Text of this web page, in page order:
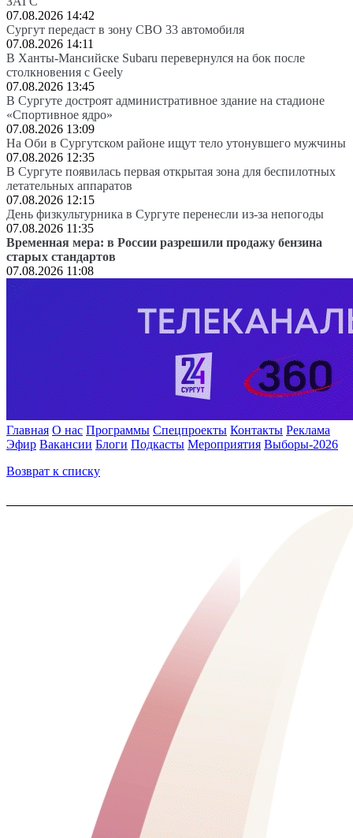
07.08.2026 14:42
Сургут передаст в зону СВО 33 автомобиля
07.08.2026 14:11
В Ханты-Мансийске Subaru перевернулся на бок после
столкновения с Geely
07.08.2026 13:45
В Сургуте достроят административное здание на стадионе
«Спортивное ядро»
07.08.2026 13:09
На Оби в Сургутском районе ищут тело утонувшего мужчины
07.08.2026 12:35
В Сургуте появилась первая открытая зона для беспилотных
летательных аппаратов
07.08.2026 12:15
День физкультурника в Сургуте перенесли из-за непогоды
07.08.2026 11:35
Временная мера: в России разрешили продажу бензина
старых стандартов
07.08.2026 11:08
Главная О нас Программы Спецпроекты Контакты Реклама
Эфир Вакансии Блоги Подкасты Мероприятия Выборы-2026
Возврат к списку